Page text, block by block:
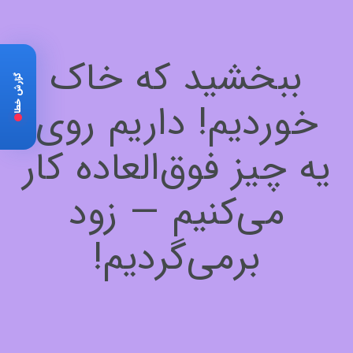
ببخشید که خاک
خوردیم! داریم روی
یه چیز فوق‌العاده کار
می‌کنیم — زود
برمی‌گردیم!
گزارش خطا